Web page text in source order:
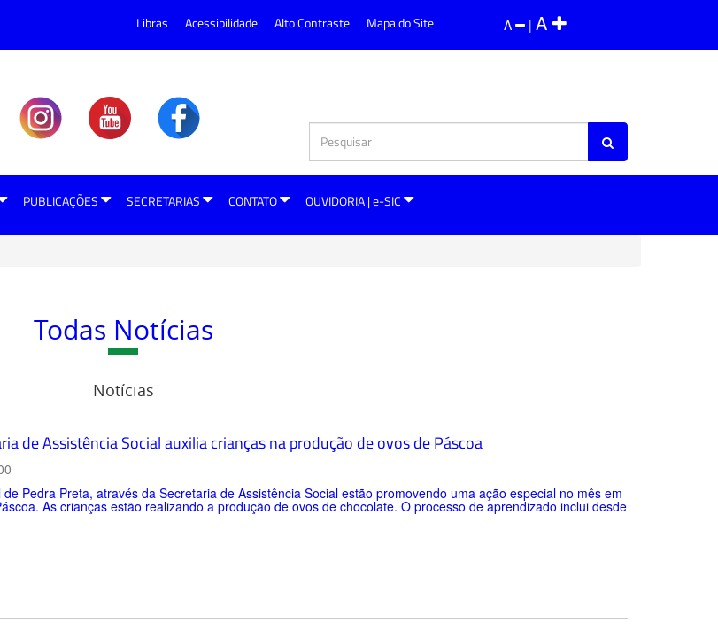
A | A
Libras Acessibilidade Alto Contraste Mapa do Site
PUBLICAÇÕES SECRETARIAS CONTATO OUVIDORIA | e-SIC
Todas Notícias
Notícias
de Assistência Social auxilia crianças na produção de ovos de Páscoa
Pedra Preta, através da Secretaria de Assistência Social estão promovendo uma ação especial no mês em
As crianças estão realizando a produção de ovos de chocolate. O processo de aprendizado inclui desde